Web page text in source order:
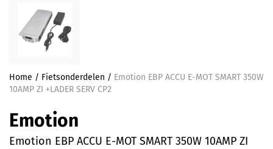
Home / Fietsonderdelen / Emotion EBP ACCU E-MOT SMART 350W
10AMP ZI +LADER SERV CP2
Emotion
Emotion EBP ACCU E-MOT SMART 350W 10AMP ZI